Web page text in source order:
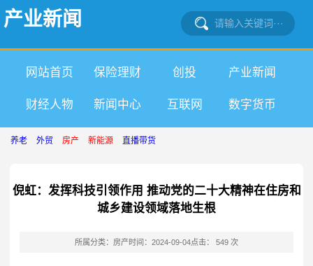
产业新闻
网站首页 保险理财 创投 产业新闻
财经人物 新闻中心 互联网 数字货币
养老 外贸 房产 新能源 直播带货
倪虹：发挥科技引领作用 推动党的二十大精神在住房和
城乡建设领域落地生根
所属分类：房产时间：2024-09-04点击： 549 次